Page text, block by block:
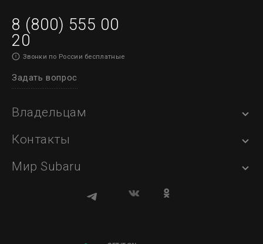
8 (800) 555 00
20
Звонки по России бесплатные
Задать вопрос
Владельцам
Контакты
Мир Subaru